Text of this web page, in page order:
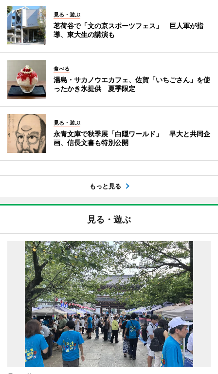
見る・遊ぶ
茗荷谷で「文の京スポーツフェス」 巨人軍が指
導、東大生の講演も
食べる
湯島・サカノウエカフェ、佐賀「いちごさん」を使
ったかき氷提供 夏季限定
見る・遊ぶ
永青文庫で秋季展「白隠ワールド」 早大と共同企
画、信長文書も特別公開
もっと見る
見る・遊ぶ